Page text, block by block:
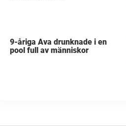
9-åriga Ava drunknade i en
pool full av människor